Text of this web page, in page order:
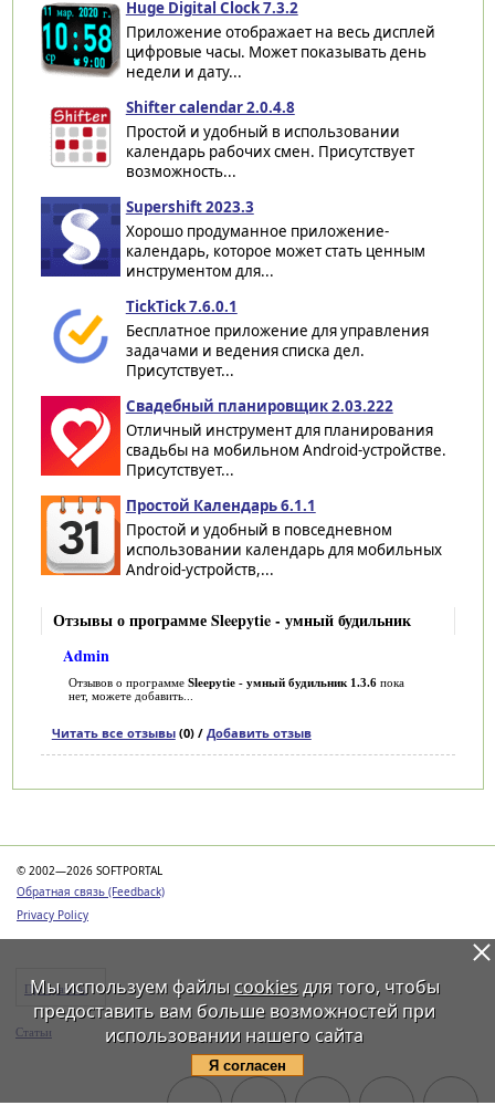
Huge Digital Clock 7.3.2
Приложение отображает на весь дисплей
цифровые часы. Может показывать день
недели и дату...
Shifter calendar 2.0.4.8
Простой и удобный в использовании
календарь рабочих смен. Присутствует
возможность...
Supershift 2023.3
Хорошо продуманное приложение-
календарь, которое может стать ценным
инструментом для...
TickTick 7.6.0.1
Бесплатное приложение для управления
задачами и ведения списка дел.
Присутствует...
Свадебный планировщик 2.03.222
Отличный инструмент для планирования
свадьбы на мобильном Android-устройстве.
Присутствует...
Простой Календарь 6.1.1
Простой и удобный в повседневном
использовании календарь для мобильных
Android-устройств,...
Отзывы о программе Sleepytie - умный будильник
Admin
Отзывов о программе Sleepytie - умный будильник 1.3.6пока
нет, можете добавить...
Читать все отзывы(0) / Добавить отзыв
© 2002—2026 SOFTPORTAL
Обратная связь (Feedback)
Privacy Policy
Программы
Статьи
Мы используем файлы cookiesдля того, чтобы
предоставить вам больше возможностей при
использовании нашего сайта